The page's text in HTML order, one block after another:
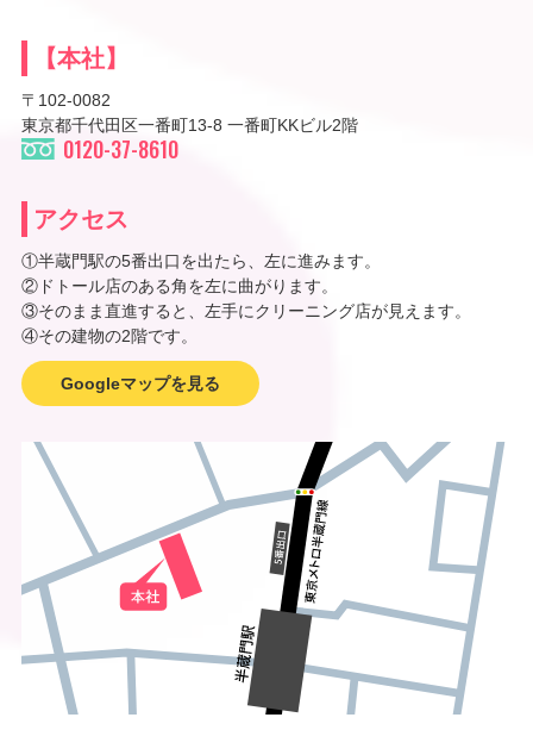
【本社】
〒102-0082
東京都千代田区一番町13-8 一番町KKビル2階
0120-37-8610
アクセス
①半蔵門駅の5番出口を出たら、左に進みます。
②ドトール店のある角を左に曲がります。
③そのまま直進すると、左手にクリーニング店が見えます。
④その建物の2階です。
Googleマップを見る